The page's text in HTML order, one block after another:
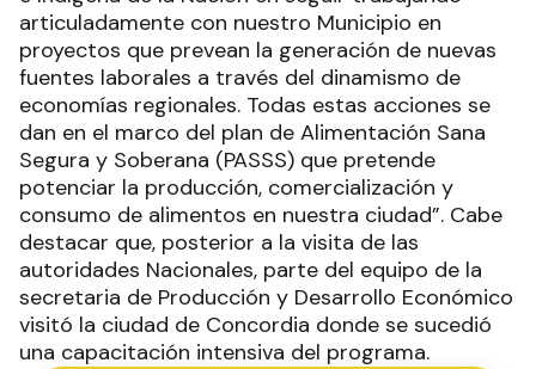
articuladamente con nuestro Municipio en
proyectos que prevean la generación de nuevas
fuentes laborales a través del dinamismo de
economías regionales. Todas estas acciones se
dan en el marco del plan de Alimentación Sana
Segura y Soberana (PASSS) que pretende
potenciar la producción, comercialización y
consumo de alimentos en nuestra ciudad”. Cabe
destacar que, posterior a la visita de las
autoridades Nacionales, parte del equipo de la
secretaria de Producción y Desarrollo Económico
visitó la ciudad de Concordia donde se sucedió
una capacitación intensiva del programa.